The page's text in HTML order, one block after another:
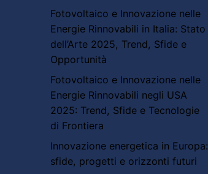
Fotovoltaico e Innovazione nelle
Energie Rinnovabili in Italia: Stato
dell’Arte 2025, Trend, Sfide e
Opportunità
Fotovoltaico e Innovazione nelle
Energie Rinnovabili negli USA
2025: Trend, Sfide e Tecnologie
di Frontiera
Innovazione energetica in Europa:
sfide, progetti e orizzonti futuri